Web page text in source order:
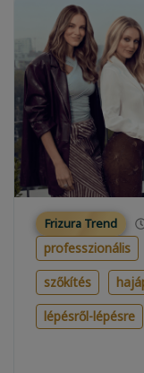
Frizura Trend
professzionális
szőkítés
lépésről-lépésre